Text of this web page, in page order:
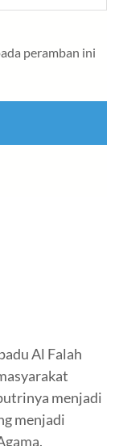
peramban ini
Al Falah
menjadi
menjadi